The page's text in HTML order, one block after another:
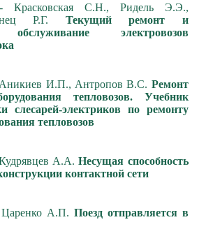
Красковская С.Н., Ридель Э.Э.,
Р.Г. Текущий ремонт и
обслуживание электровозов
И.П., Антропов В.С. Ремонт
тепловозов. Учебник
слесарей-электриков по ремонту
тепловозов
А.А.Несущая способность
контактной сети
А.П. Поезд отправляется в